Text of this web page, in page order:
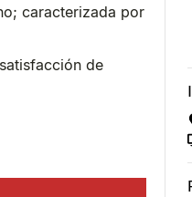
caracterizada por
de